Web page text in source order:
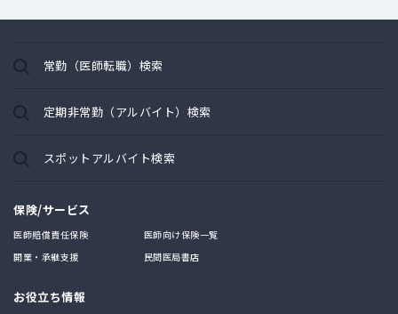
常勤（医師転職）検索
定期非常勤（アルバイト）検索
スポットアルバイト検索
保険/サービス
医師賠償責任保険
医師向け保険一覧
開業・承継支援
民間医局書店
お役立ち情報